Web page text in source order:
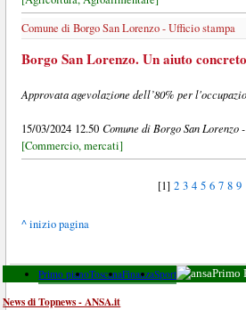
Comune di Borgo San Lorenzo - Ufficio stampa
Borgo San Lorenzo. Un aiuto
Approvata agevolazione dell’80% per
15/03/2024 12.50 Comune di Borgo San Lorenzo
[Commercio, mercati]
[1]2 3 4 5 6 7 8 9
^ inizio pagina
Primo pianoToscanaFinanzaSport Primo
News di Topnews - ANSA.it